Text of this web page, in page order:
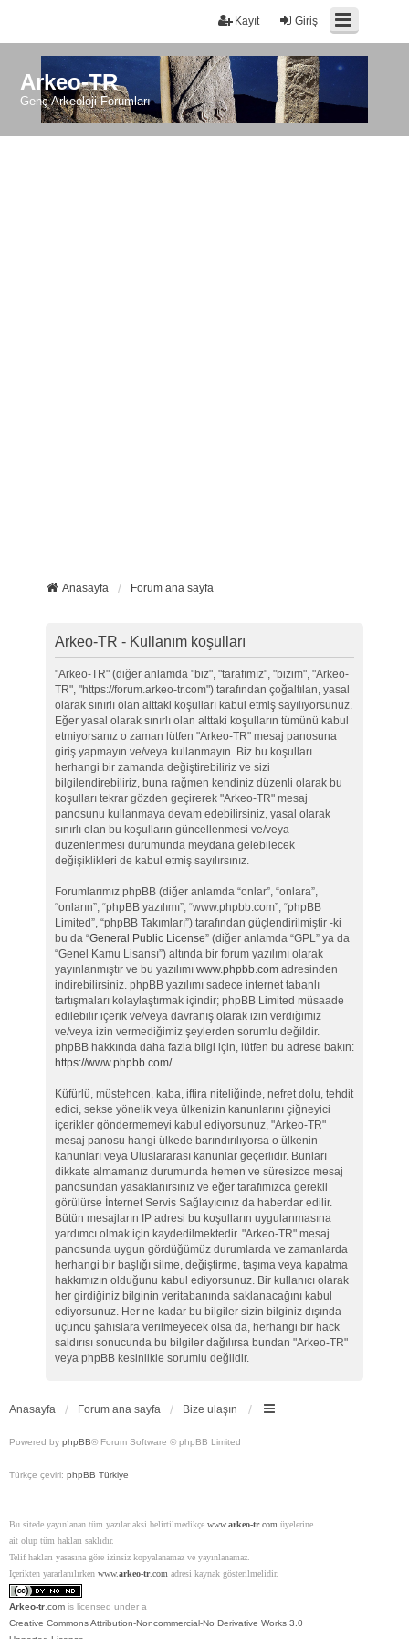
Giriş
Kayıt
Arkeo-TR
Genç Arkeoloji Forumları
Anasayfa Forum ana sayfa
Arkeo-TR - Kullanım koşulları
"Arkeo-TR" (diğer anlamda "biz", "tarafımız", "bizim", "Arkeo-
TR", "https://forum.arkeo-tr.com") tarafından çoğaltılan, yasal
olarak sınırlı olan alttaki koşulları kabul etmiş sayılıyorsunuz.
Eğer yasal olarak sınırlı olan alttaki koşulların tümünü kabul
etmiyorsanız o zaman lütfen "Arkeo-TR" mesaj panosuna
giriş yapmayın ve/veya kullanmayın. Biz bu koşulları
herhangi bir zamanda değiştirebiliriz ve sizi
bilgilendirebiliriz, buna rağmen kendiniz düzenli olarak bu
koşulları tekrar gözden geçirerek "Arkeo-TR" mesaj
panosunu kullanmaya devam edebilirsiniz, yasal olarak
sınırlı olan bu koşulların güncellenmesi ve/veya
düzenlenmesi durumunda meydana gelebilecek
değişiklikleri de kabul etmiş sayılırsınız.
Forumlarımız phpBB (diğer anlamda “onlar”, “onlara”,
“onların”, “phpBB yazılımı”, “www.phpbb.com”, “phpBB
Limited”, “phpBB Takımları”) tarafından güçlendirilmiştir -ki
bu da “General Public License” (diğer anlamda “GPL” ya da
“Genel Kamu Lisansı”) altında bir forum yazılımı olarak
yayınlanmıştır ve bu yazılımı www.phpbb.comadresinden
indirebilirsiniz. phpBB yazılımı sadece internet tabanlı
tartışmaları kolaylaştırmak içindir; phpBB Limited müsaade
edilebilir içerik ve/veya davranış olarak izin verdiğimiz
ve/veya izin vermediğimiz şeylerden sorumlu değildir.
phpBB hakkında daha fazla bilgi için, lütfen bu adrese bakın:
https://www.phpbb.com/.
Küfürlü, müstehcen, kaba, iftira niteliğinde, nefret dolu, tehdit
edici, sekse yönelik veya ülkenizin kanunlarını çiğneyici
içerikler göndermemeyi kabul ediyorsunuz, "Arkeo-TR"
mesaj panosu hangi ülkede barındırılıyorsa o ülkenin
kanunları veya Uluslararası kanunlar geçerlidir. Bunları
dikkate almamanız durumunda hemen ve süresizce mesaj
panosundan yasaklanırsınız ve eğer tarafımızca gerekli
görülürse İnternet Servis Sağlayıcınız da haberdar edilir.
Bütün mesajların IP adresi bu koşulların uygulanmasına
yardımcı olmak için kaydedilmektedir. "Arkeo-TR" mesaj
panosunda uygun gördüğümüz durumlarda ve zamanlarda
herhangi bir başlığı silme, değiştirme, taşıma veya kapatma
hakkımızın olduğunu kabul ediyorsunuz. Bir kullanıcı olarak
her girdiğiniz bilginin veritabanında saklanacağını kabul
ediyorsunuz. Her ne kadar bu bilgiler sizin bilginiz dışında
üçüncü şahıslara verilmeyecek olsa da, herhangi bir hack
saldırısı sonucunda bu bilgiler dağılırsa bundan "Arkeo-TR"
veya phpBB kesinlikle sorumlu değildir.
Anasayfa Forum ana sayfa Bize ulaşın
Powered by phpBB® Forum Software © phpBB Limited
Türkçe çeviri: phpBB Türkiye
Bu sitede yayınlanan tüm yazılar aksi belirtilmedikçe www.arkeo-tr.com üyelerine
ait olup tüm hakları saklıdır.
Telif hakları yasasına göre izinsiz kopyalanamaz ve yayınlanamaz.
İçerikten yararlanılırken www.arkeo-tr.com adresi kaynak gösterilmelidir.
Arkeo-tr .com is licensed under a
Creative Commons Attribution-Noncommercial-No Derivative Works 3.0